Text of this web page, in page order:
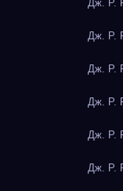
Дж. Р.
Дж. Р.
Дж. Р.
Дж. Р.
Дж. Р.
Дж. Р.